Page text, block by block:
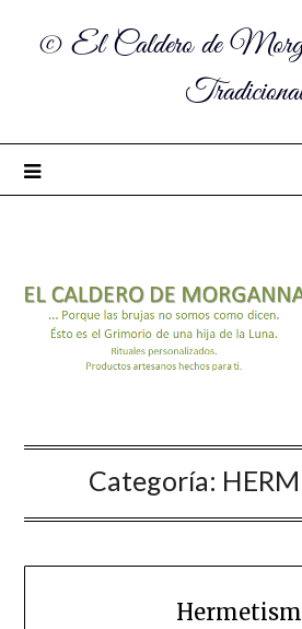
© El Caldero de
Categoría: